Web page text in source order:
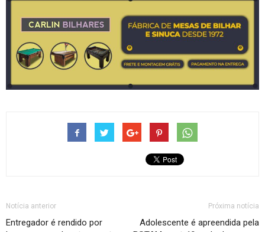
Notícia anterior
Entregador é rendido por
Próxima notícia
Adolescente é apreendida pela